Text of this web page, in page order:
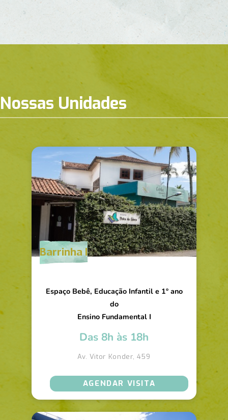
Nossas Unidades
Barrinha I
Espaço Bebê, Educação Infantil e 1º ano
do
Ensino Fundamental I
Das 8h às 18h
Av. Vitor Konder, 459
AGENDAR VISITA